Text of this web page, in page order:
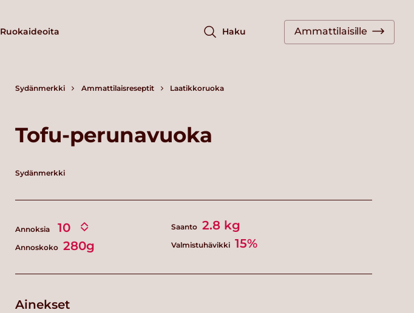
Ruokaideoita Haku Ammattilaisille
Sydänmerkki Ammattilaisreseptit Laatikkoruoka
Tofu-perunavuoka
Sydänmerkki
Annoksia
Annoskoko 280g
Saanto 2.8 kg
Valmistuhävikki 15%
Ainekset